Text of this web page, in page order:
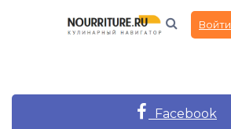
Войти
Facebook